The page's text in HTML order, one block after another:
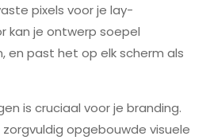
pixels voor je lay-
kan je ontwerp soepel
en past het op elk scherm als
is cruciaal voor je branding.
opgebouwde visuele